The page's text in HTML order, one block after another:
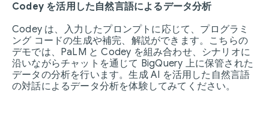
Codey を活用した自然言語によるデータ分析
Codey は、入力したプロンプトに応じて、プログラミ
ング コードの生成や補完、解説ができます。こちらの
デモでは、PaLM と Codey を組み合わせ、シナリオに
沿いながらチャットを通じて BigQuery 上に保管された
データの分析を行います。生成 AI を活用した自然言語
の対話によるデータ分析を体験してみてください。